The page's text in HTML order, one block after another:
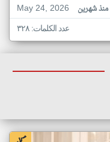
May 24, 2026
منذ شهرين
عدد الكلمات: ٣٢٨